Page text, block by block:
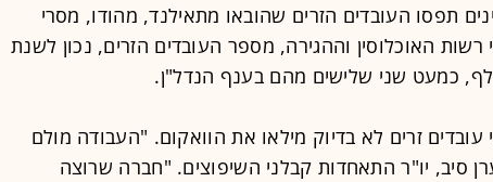
תפסו העובדים הזרים שהובאו מתאילנד, מהודו, מסרי
רשות האוכלוסין וההגירה, מספר העובדים הזרים, נכון לשנת
זרים לא בדיוק מילאו את הוואקום. "העבודה מולם
סיב, יו"ר התאחדות קבלני השיפוצים. "חברה שרוצה